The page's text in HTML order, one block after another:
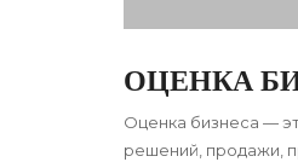
ОЦЕНКА
Оценка бизнеса —
решений, продажи,